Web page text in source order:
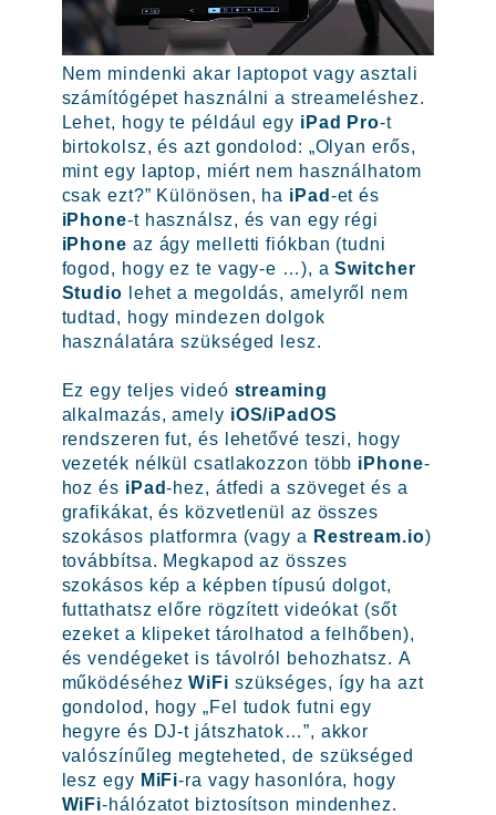
Nem mindenki akar laptopot vagy asztali
számítógépet használni a streameléshez.
Lehet, hogy te például egy iPad Pro-t
birtokolsz, és azt gondolod: „Olyan erős,
mint egy laptop, miért nem használhatom
csak ezt?” Különösen, ha iPad -et és
iPhone-t használsz, és van egy régi
iPhone az ágy melletti fiókban (tudni
fogod, hogy ez te vagy-e …), aSwitcher
Studio lehet a megoldás, amelyről nem
tudtad, hogy mindezen dolgok
használatára szükséged lesz.
Ez egy teljes videó streaming
alkalmazás, amely iOS/iPadOS
rendszeren fut, és lehetővé teszi, hogy
vezeték nélkül csatlakozzon több iPhone-
hoz és iPad-hez, átfedi a szöveget és a
grafikákat, és közvetlenül az összes
szokásos platformra (vagy a Restream.io)
továbbítsa. Megkapod az összes
szokásos kép a képben típusú dolgot,
futtathatsz előre rögzített videókat (sőt
ezeket a klipeket tárolhatod a felhőben),
és vendégeket is távolról behozhatsz. A
működéséhezWiFi szükséges, így ha azt
gondolod, hogy „Fel tudok futni egy
hegyre és DJ-t játszhatok…”, akkor
valószínűleg megteheted, de szükséged
lesz egy MiFi-ra vagy hasonlóra, hogy
WiFi-hálózatot biztosítson mindenhez.